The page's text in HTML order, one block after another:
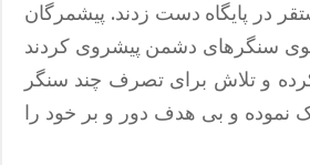
در پایگاه دست زدند. پیشمرگان
سنگرهای دشمن پیشروی کردند
و تلاش برای تصرف چند سنگر
نموده و بی هدف دور و بر خود را